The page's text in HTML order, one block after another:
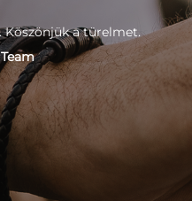
Köszönjük a türelmet.